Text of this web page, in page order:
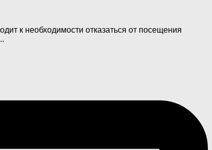
к необходимости отказаться от посещения